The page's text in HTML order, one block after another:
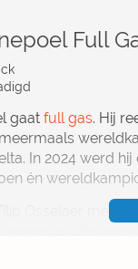
Full
gaat full gas. Hij
In 2024 werd
én
Osselaer met